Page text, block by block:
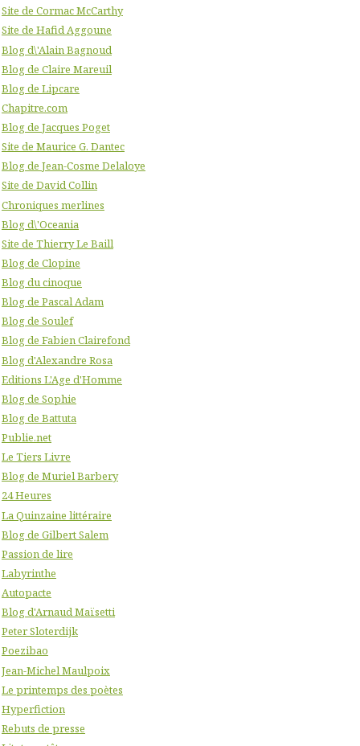
Site de Cormac McCarthy
Site de Hafid Aggoune
Blog d\'Alain Bagnoud
Blog de Claire Mareuil
Blog de Lipcare
Chapitre.com
Blog de Jacques Poget
Site de Maurice G. Dantec
Blog de Jean-Cosme Delaloye
Site de David Collin
Chroniques merlines
Blog d\'Oceania
Site de Thierry Le Baill
Blog de Clopine
Blog du cinoque
Blog de Pascal Adam
Blog de Soulef
Blog de Fabien Clairefond
Blog d'Alexandre Rosa
Editions L'Age d'Homme
Blog de Sophie
Blog de Battuta
Publie.net
Le Tiers Livre
Blog de Muriel Barbery
24 Heures
La Quinzaine littéraire
Blog de Gilbert Salem
Passion de lire
Labyrinthe
Autopacte
Blog d'Arnaud Maïsetti
Peter Sloterdijk
Poezibao
Jean-Michel Maulpoix
Le printemps des poètes
Hyperfiction
Rebuts de presse